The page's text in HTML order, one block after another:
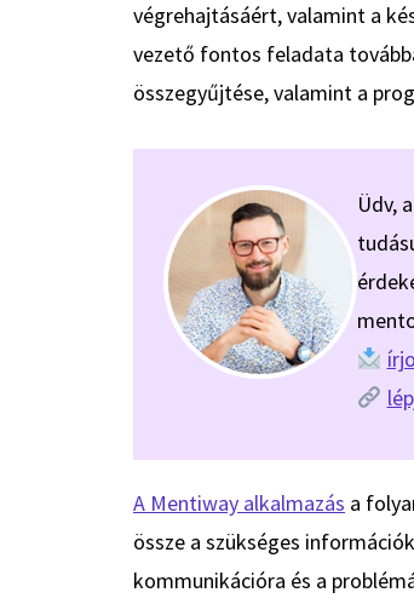
végrehajtásáért, valamint a
vezető fontos feladata
összegyűjtése, valamint a
Üdv,
A Mentiway alkalmazás a
össze a szükséges
kommunikációra és a